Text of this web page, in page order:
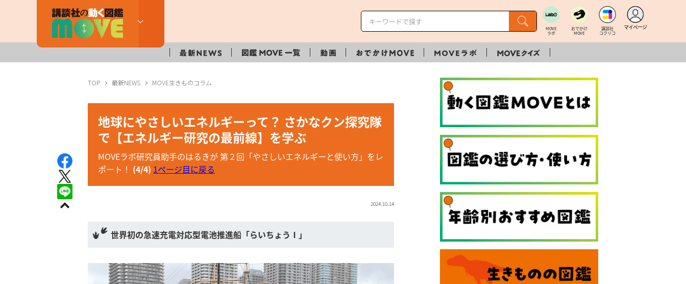
MOVE
ラボ
おでかけ
MOVE
講談社
コクリコ
マイページ
TOP 最新NEWS MOVE生きものコラム
地球にやさしいエネルギーって？ さかなクン探究隊
で【エネルギー研究の最前線】を学ぶ
MOVEラボ研究員助手のはるきが 第２回「やさしいエネルギーと使い方」をレ
ポート！ (4/4) 1ページ目に戻る
2024.10.14
世界初の急速充電対応型電池推進船「らいちょうⅠ」